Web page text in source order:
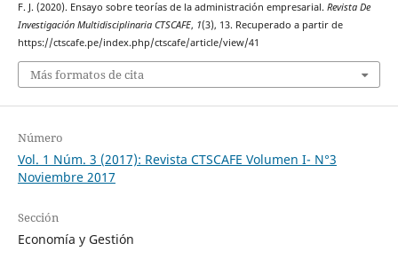
F. J. (2020). Ensayo sobre teorías de la administración empresarial. Revista De
Investigación Multidisciplinaria CTSCAFE, 1(3), 13. Recuperado a partir de
https://ctscafe.pe/index.php/ctscafe/article/view/41
Más formatos de cita
Número
Vol. 1 Núm. 3 (2017): Revista CTSCAFE Volumen I- N°3
Noviembre 2017
Sección
Economía y Gestión